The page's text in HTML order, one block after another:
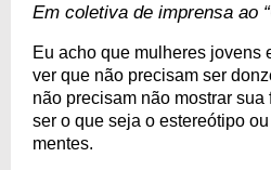
Em coletiva de imprensa ao
Eu acho que mulheres jovens
ver que não precisam ser
não precisam não mostrar
ser o que seja o estereótipo
mentes.